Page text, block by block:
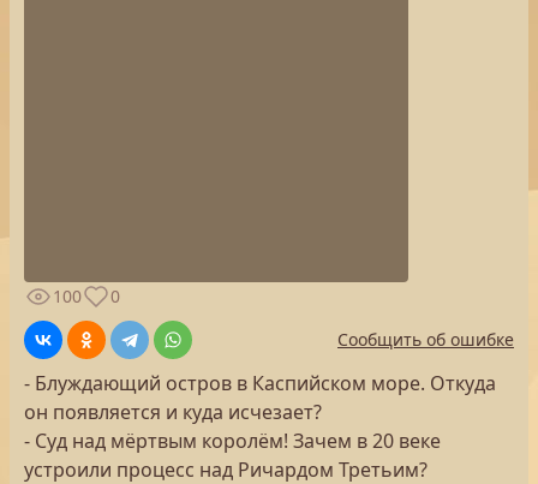
100
0
Сообщить об ошибке
- Блуждающий остров в Каспийском море. Откуда
он появляется и куда исчезает?
- Суд над мёртвым королём! Зачем в 20 веке
устроили процесс над Ричардом Третьим?